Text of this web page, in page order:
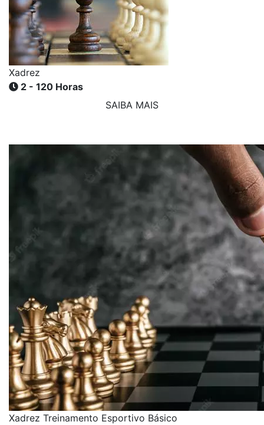
Xadrez
2 - 120 Horas
SAIBA MAIS
Xadrez Treinamento Esportivo Básico